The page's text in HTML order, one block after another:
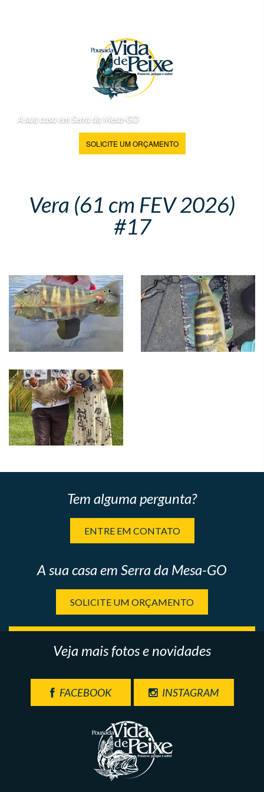
A sua casa em Serra da Mesa-GO
SOLICITE UM ORÇAMENTO
Vera (61 cm FEV 2026)
#17
Tem alguma pergunta?
ENTRE EM CONTATO
A sua casa em Serra da Mesa-GO
SOLICITE UM ORÇAMENTO
Veja mais fotos e novidades
FACEBOOK INSTAGRAM